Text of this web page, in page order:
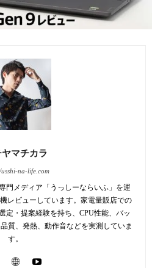
ヤマチカラ
na-life.com
門メディア「うっしーならいふ」を運
レビューしています。家電量販店での
定・提案経験を持ち、CPU性能、バッ
質、発熱、動作音などを実測していま
す。